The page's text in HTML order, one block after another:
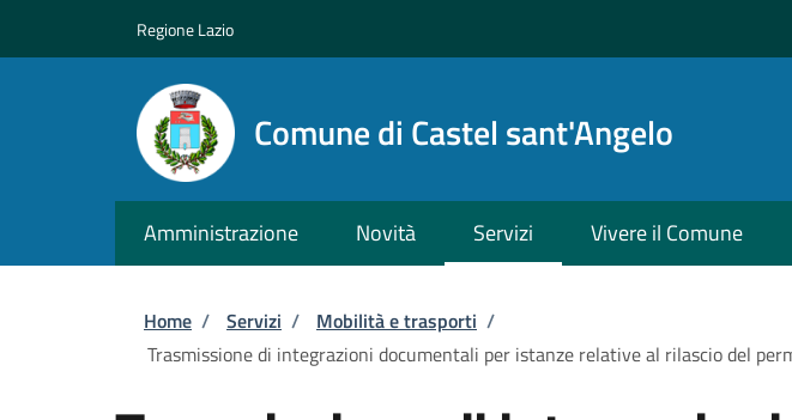
Regione Lazio
Comune di Castel sant'Angelo
Amministrazione Novità Servizi Vivere il Comune
Briciole di pane
Home / Servizi / Mobilità e trasporti /
Trasmissione di integrazioni documentali per istanze relative al rilascio del